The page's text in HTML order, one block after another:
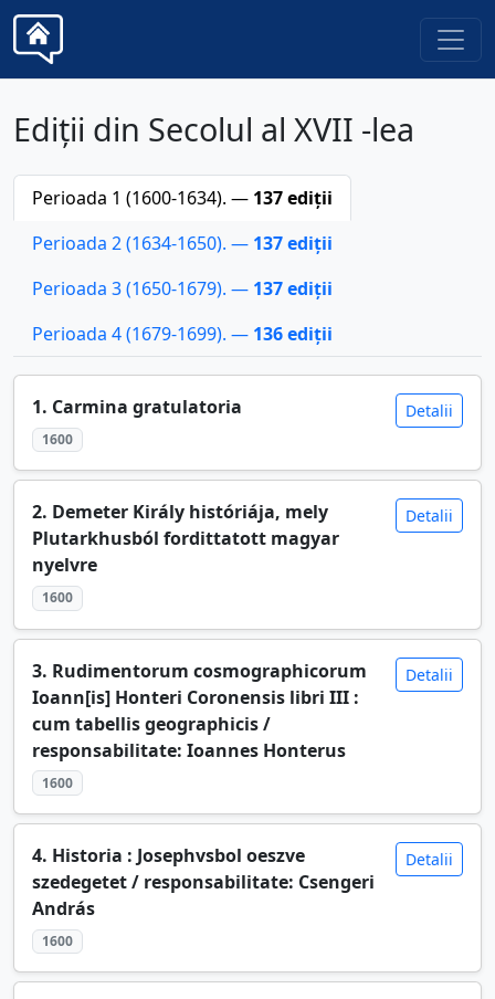
Ediții din Secolul al XVII -lea
Perioada 1 (1600-1634). — 137 ediții
Perioada 2 (1634-1650). — 137 ediții
Perioada 3 (1650-1679). — 137 ediții
Perioada 4 (1679-1699). — 136 ediții
1. Carmina gratulatoria
1600
Detalii
2. Demeter Király históriája, mely
Plutarkhusból fordittatott magyar
nyelvre
1600
Detalii
3. Rudimentorum cosmographicorum
Ioann[is] Honteri Coronensis libri III :
cum tabellis geographicis /
responsabilitate: Ioannes Honterus
1600
Detalii
4. Historia : Josephvsbol oeszve
szedegetet / responsabilitate: Csengeri
András
1600
Detalii